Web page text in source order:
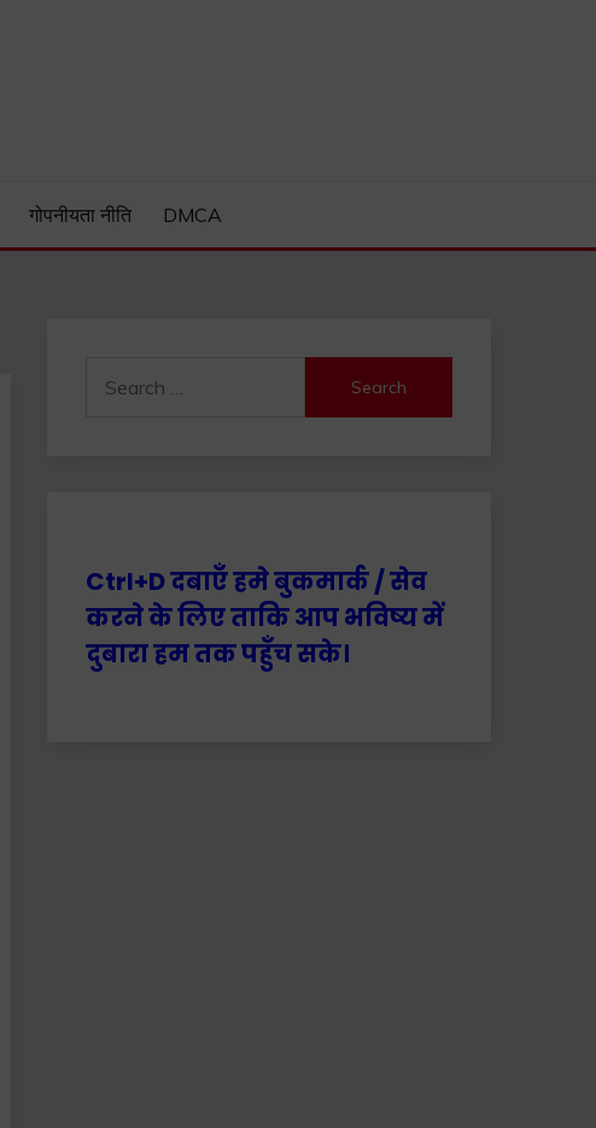
गोपनीयता नीति DMCA
for:
Ctrl+D दबाएँ हमे बुकमार्क / सेव
करने के लिए ताकि आप भविष्य में
दुबारा हम तक पहुँच सके।